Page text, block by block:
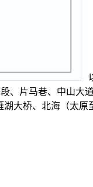
、片马巷、中山大
大桥、北海（太原